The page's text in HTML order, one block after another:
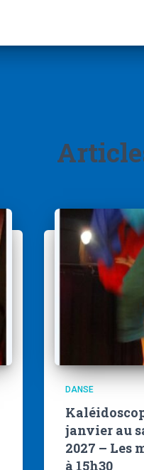
DANSE
janvier au
2027 – Les
à 15h30